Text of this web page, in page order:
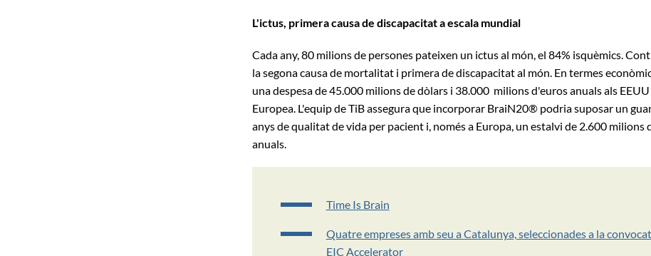
L'ictus, primera causa de discapacitat a escala mundial
Cada any, 80 milions de persones pateixen un ictus al món, el 84% isquèmics.
la segona causa de mortalitat i primera de discapacitat al món. En termes
una despesa de 45.000 milions de dòlars i 38.000 milions d'euros anuals als
Europea. L'equip de TiB assegura que incorporar BraiN20® podria suposar un
anys de qualitat de vida per pacient i, només a Europa, un estalvi de 2.600 milions
anuals.
Time Is Brain
Quatre empreses amb seu a Catalunya, seleccionades a la
EIC Accelerator